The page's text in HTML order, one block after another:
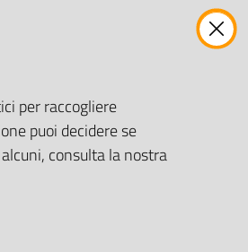
per raccogliere
puoi decidere se
consulta la nostra